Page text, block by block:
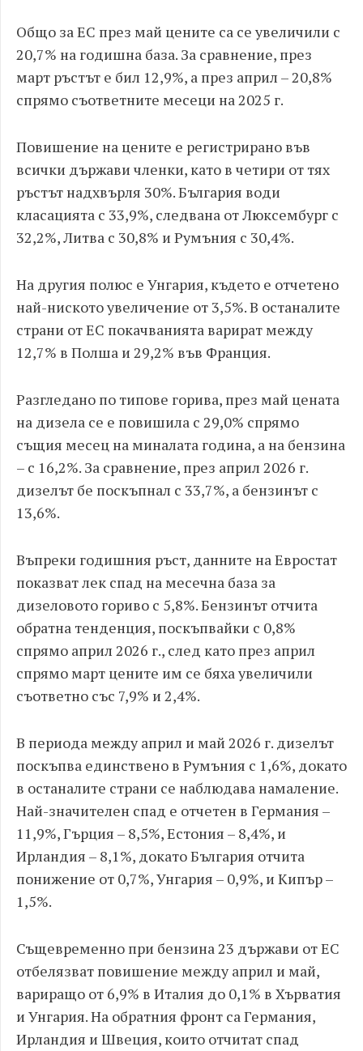
Общо за ЕС през май цените са се увеличили с
20,7% на годишна база. За сравнение, през
март ръстът е бил 12,9%, а през април – 20,8%
спрямо съответните месеци на 2025 г.
Повишение на цените е регистрирано във
всички държави членки, като в четири от тях
ръстът надхвърля 30%. България води
класацията с 33,9%, следвана от Люксембург с
32,2%, Литва с 30,8% и Румъния с 30,4%.
На другия полюс е Унгария, където е отчетено
най-ниското увеличение от 3,5%. В останалите
страни от ЕС покачванията варират между
12,7% в Полша и 29,2% във Франция.
Разгледано по типове горива, през май цената
на дизела се е повишила с 29,0% спрямо
същия месец на миналата година, а на бензина
– с 16,2%. За сравнение, през април 2026 г.
дизелът бе поскъпнал с 33,7%, а бензинът с
13,6%.
Въпреки годишния ръст, данните на Евростат
показват лек спад на месечна база за
дизеловото гориво с 5,8%. Бензинът отчита
обратна тенденция, поскъпвайки с 0,8%
спрямо април 2026 г., след като през април
спрямо март цените им се бяха увеличили
съответно със 7,9% и 2,4%.
В периода между април и май 2026 г. дизелът
поскъпва единствено в Румъния с 1,6%, докато
в останалите страни се наблюдава намаление.
Най-значителен спад е отчетен в Германия –
11,9%, Гърция – 8,5%, Естония – 8,4%, и
Ирландия – 8,1%, докато България отчита
понижение от 0,7%, Унгария – 0,9%, и Кипър –
1,5%.
Същевременно при бензина 23 държави от ЕС
отбелязват повишение между април и май,
вариращо от 6,9% в Италия до 0,1% в Хърватия
и Унгария. На обратния фронт са Германия,
Ирландия и Швеция, които отчитат спад